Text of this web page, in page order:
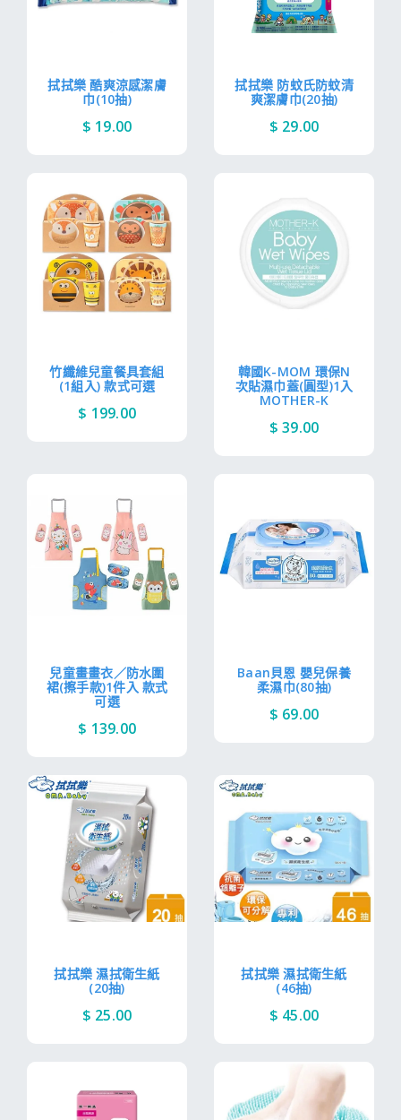
拭拭樂 酷爽涼感潔膚
巾(10抽)
$ 19.00
拭拭樂 防蚊氏防蚊清
爽潔膚巾(20抽)
$ 29.00
竹纖維兒童餐具套組
(1組入) 款式可選
$ 199.00
韓國K-MOM 環保N
次貼濕巾蓋(圓型)1入
MOTHER-K
$ 39.00
兒童畫畫衣／防水圍
裙(擦手款)1件入 款式
可選
$ 139.00
Baan貝恩 嬰兒保養
柔濕巾(80抽)
$ 69.00
拭拭樂 濕拭衛生紙
(20抽)
$ 25.00
拭拭樂 濕拭衛生紙
(46抽)
$ 45.00